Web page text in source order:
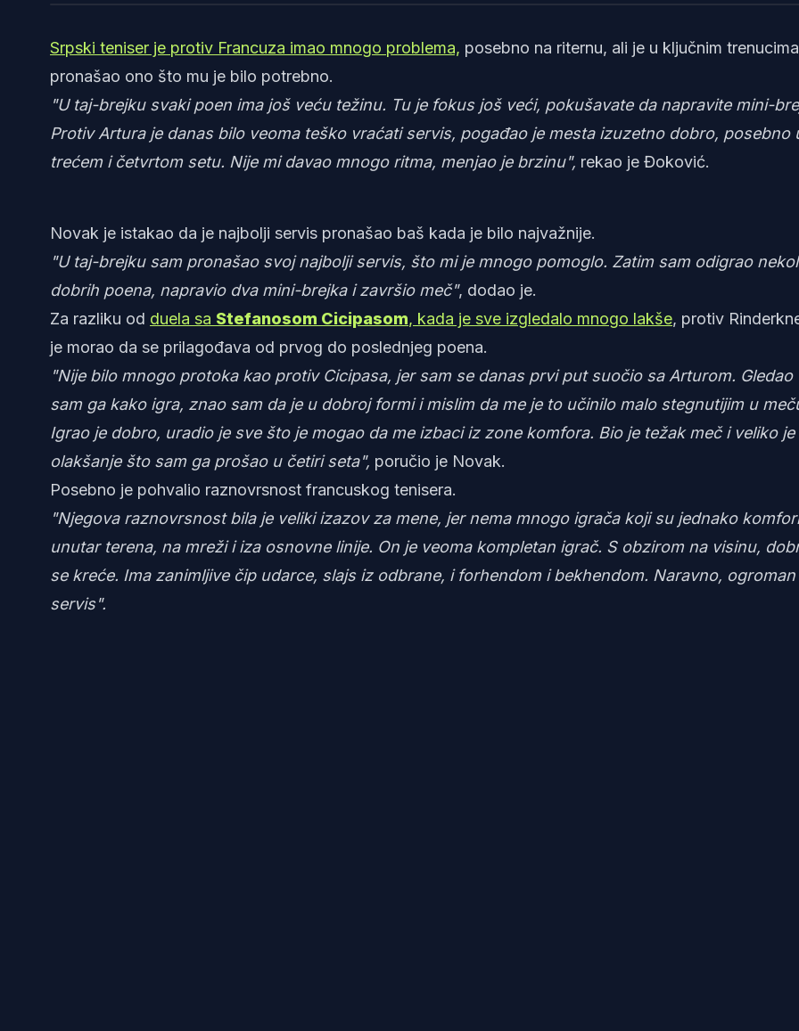
Srpski teniser je protiv Francuza imao mnogo problema, posebno na riternu, ali je u ključnim trenucima
pronašao ono što mu je bilo potrebno.
"U taj-brejku svaki poen ima još veću težinu. Tu je fokus još veći, pokušavate da napravite mini-
Protiv Artura je danas bilo veoma teško vraćati servis, pogađao je mesta izuzetno dobro, posebno
trećem i četvrtom setu. Nije mi davao mnogo ritma, menjao je brzinu", rekao je Đoković.
Novak je istakao da je najbolji servis pronašao baš kada je bilo najvažnije.
"U taj-brejku sam pronašao svoj najbolji servis, što mi je mnogo pomoglo. Zatim sam odigrao
dobrih poena, napravio dva mini-brejka i završio meč", dodao je.
Za razliku od duela sa Stefanosom Cicipasom, kada je sve izgledalo mnogo lakše, protiv
je morao da se prilagođava od prvog do poslednjeg poena.
"Nije bilo mnogo protoka kao protiv Cicipasa, jer sam se danas prvi put suočio sa Arturom. Gledao
sam ga kako igra, znao sam da je u dobroj formi i mislim da me je to učinilo malo stegnutijim u
Igrao je dobro, uradio je sve što je mogao da me izbaci iz zone komfora. Bio je težak meč i veliko je
olakšanje što sam ga prošao u četiri seta", poručio je Novak.
Posebno je pohvalio raznovrsnost francuskog tenisera.
"Njegova raznovrsnost bila je veliki izazov za mene, jer nema mnogo igrača koji su jednako
unutar terena, na mreži i iza osnovne linije. On je veoma kompletan igrač. S obzirom na visinu,
se kreće. Ima zanimljive čip udarce, slajs iz odbrane, i forhendom i bekhendom. Naravno, ogroman
servis".